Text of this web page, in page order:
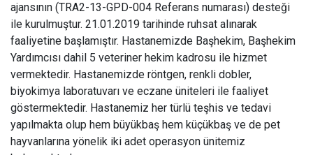
ajansının (TRA2-13-GPD-004 Referans numarası) desteği
ile kurulmuştur. 21.01.2019 tarihinde ruhsat alınarak
faaliyetine başlamıştır. Hastanemizde Başhekim, Başhekim
Yardımcısı dahil 5 veteriner hekim kadrosu ile hizmet
vermektedir. Hastanemizde röntgen, renkli dobler,
biyokimya laboratuvarı ve eczane üniteleri ile faaliyet
göstermektedir. Hastanemiz her türlü teşhis ve tedavi
yapılmakta olup hem büyükbaş hem küçükbaş ve de pet
hayvanlarına yönelik iki adet operasyon ünitemiz